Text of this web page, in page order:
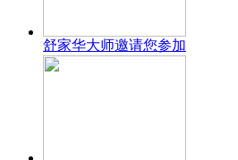
舒家华大师邀请您参加